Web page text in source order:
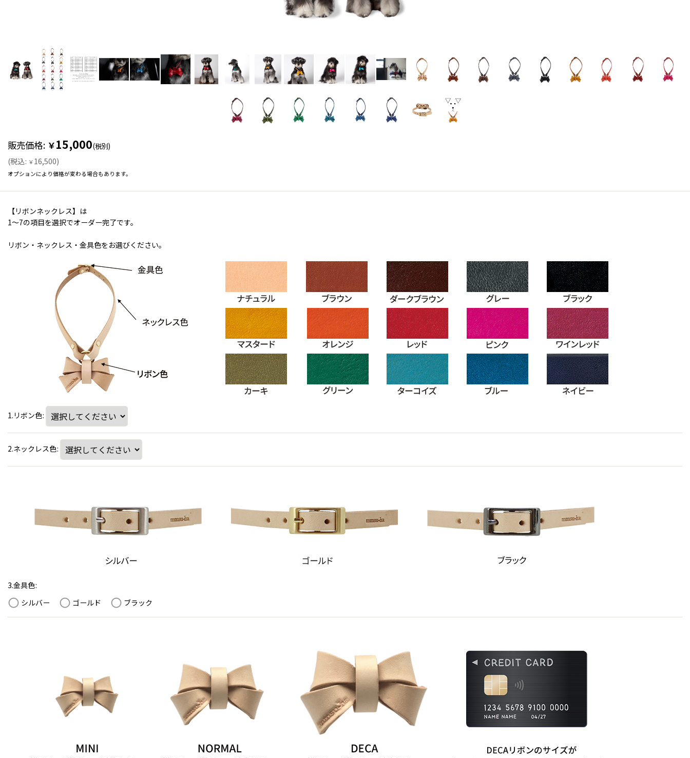
販売価格: ￥15,000(税別)
(税込: ￥16,500)
オプションにより価格が変わる場合もあります。
【リボンネックレス】は
1〜7の項目を選択でオーダー完了です。
リボン・ネックレス・金具色をお選びください。
1.リボン色:
2.ネックレス色:
3.金具色:
シルバー
ゴールド ブラック